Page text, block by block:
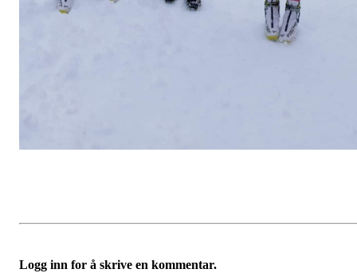
Logg inn for å skrive en kommentar.